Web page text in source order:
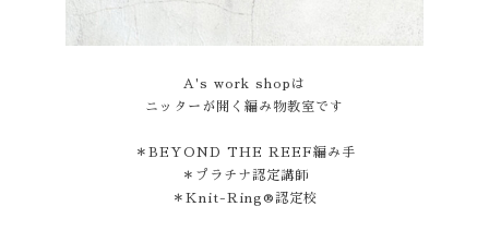
A's work shopは
ニッターが開く編み物教室です
＊BEYOND THE REEF編み手
＊プラチナ認定講師
＊Knit-Ring®認定校